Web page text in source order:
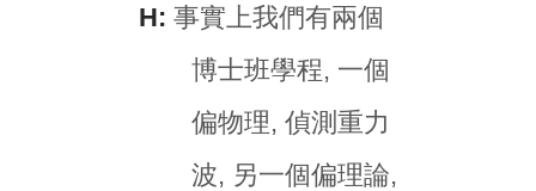
H: 事實上我們有兩個
博士班學程, 一個
偏物理, 偵測重力
波, 另一個偏理論,